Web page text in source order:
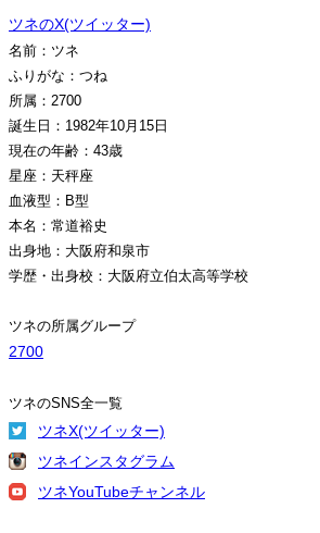
ツネのX(ツイッター)
名前：ツネ
ふりがな：つね
所属：2700
誕生日：1982年10月15日
現在の年齢：43歳
星座：天秤座
血液型：B型
本名：常道裕史
出身地：大阪府和泉市
学歴・出身校：大阪府立伯太高等学校
ツネの所属グループ
2700
ツネのSNS全一覧
ツネX(ツイッター)
ツネインスタグラム
ツネYouTubeチャンネル